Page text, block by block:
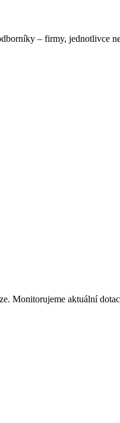
– firmy, jednotlivce
Monitorujeme aktuální